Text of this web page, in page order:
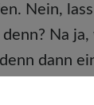
Nein,
Na
dann